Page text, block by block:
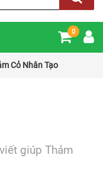
0
Cỏ Nhân Tạo
giúp Thảm